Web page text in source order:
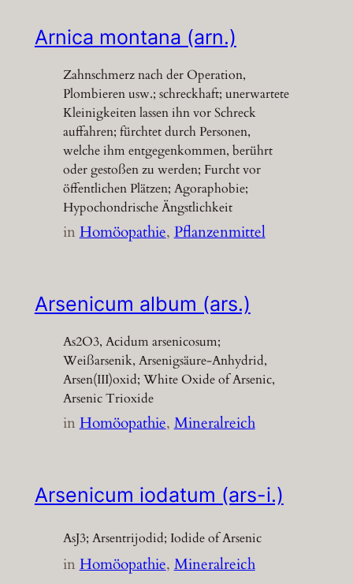
Arnica montana (arn.)
Zahnschmerz nach der Operation,
Plombieren usw.; schreckhaft; unerwartete
Kleinigkeiten lassen ihn vor Schreck
auffahren; fürchtet durch Personen,
welche ihm entgegenkommen, berührt
oder gestoßen zu werden; Furcht vor
öffentlichen Plätzen; Agoraphobie;
Hypochondrische Ängstlichkeit
inHomöopathie, Pflanzenmittel
Arsenicum album (ars.)
As2O3, Acidum arsenicosum;
Weißarsenik, Arsenigsäure-Anhydrid,
Arsen(III)oxid; White Oxide of Arsenic,
Arsenic Trioxide
inHomöopathie, Mineralreich
Arsenicum iodatum (ars-i.)
AsJ3; Arsentrijodid; Iodide of Arsenic
inHomöopathie, Mineralreich